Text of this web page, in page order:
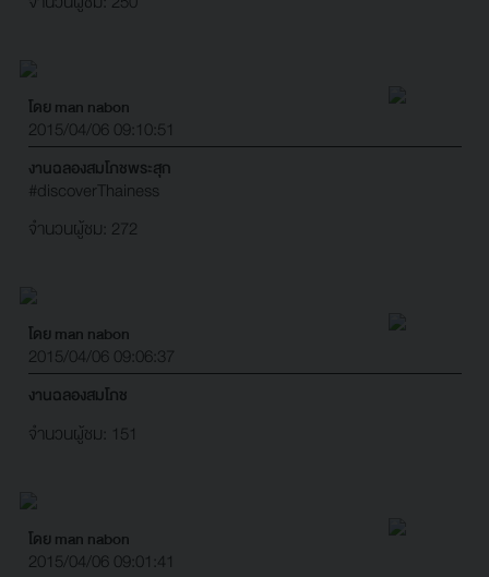
โดย man nabon
2015/04/06 09:10:51
งานฉลองสมโภชพระสุก
#discoverThainess
จำนวนผู้ชม: 272
โดย man nabon
2015/04/06 09:06:37
งานฉลองสมโภช
จำนวนผู้ชม: 151
โดย man nabon
2015/04/06 09:01:41